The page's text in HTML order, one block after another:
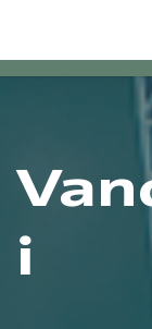
i